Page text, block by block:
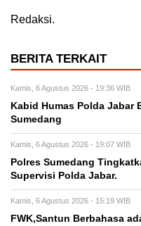
Redaksi.
BERITA TERKAIT
Kamis, 6 Agustus 2026 - 19:36 WIB
Kabid Humas Polda
Sumedang
Kamis, 6 Agustus 2026 - 19:07 WIB
Polres Sumedang
Supervisi Polda Jabar.
Kamis, 6 Agustus 2026 - 15:19 WIB
FWK,Santun Berbahasa